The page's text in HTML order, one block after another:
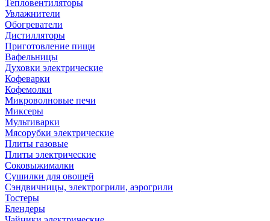
Тепловентиляторы
Увлажнители
Обогреватели
Дистилляторы
Приготовление пищи
Вафельницы
Духовки электрические
Кофеварки
Кофемолки
Микроволновые печи
Миксеры
Мультиварки
Мясорубки электрические
Плиты газовые
Плиты электрические
Соковыжималки
Сушилки для овощей
Сэндвичницы, электрогрили, аэрогрили
Тостеры
Блендеры